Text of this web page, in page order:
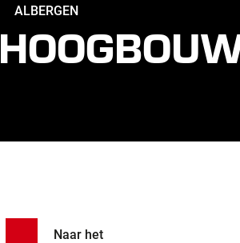
ALBERGEN
Naar het